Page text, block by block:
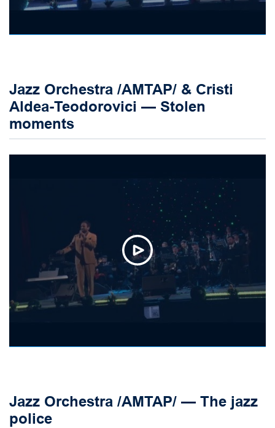
Jazz Orchestra /AMTAP/ & Cristi
Aldea-Teodorovici — Stolen
moments
Jazz Orchestra /AMTAP/ — The jazz
police